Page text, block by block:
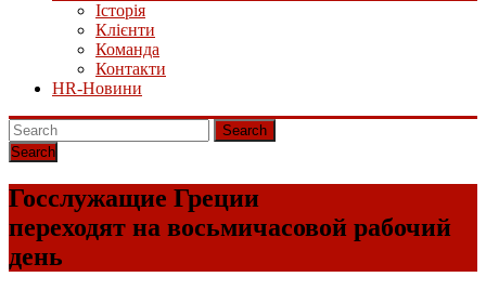
Історія
Клієнти
Команда
Контакти
HR-Новини
Search
Госслужащие Греции
переходят на восьмичасовой рабочий
день